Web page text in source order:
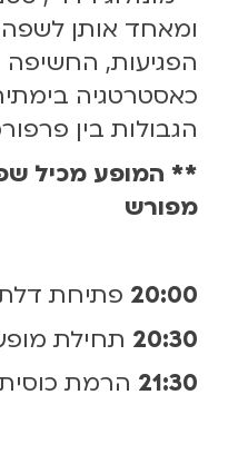
ומאחד אותן
הפגיעות,
כאסטרטגיה
הגבולות בין
** המופע מכיל
מפורש
20:00 פתיחת
20:30 תחילת
21:30 הרמת